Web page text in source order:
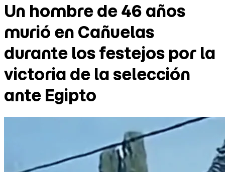
Un hombre de 46 años
murió en Cañuelas
durante los festejos por la
victoria de la selección
ante Egipto